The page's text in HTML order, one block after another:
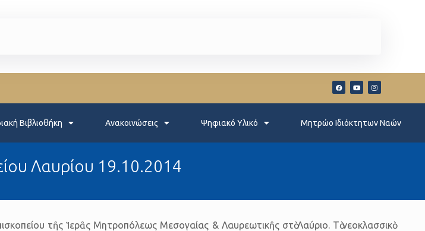
Βιβλιοθήκη Ανακοινώσεις Ψηφιακό Υλικό Μητρώο Ιδιόκτητων Ναών
Λαυρίου 19.10.2014
τῆς Ἱερᾶς Μητροπόλεως Μεσογαίας & Λαυρεωτικῆς στὸ Λαύριο. Τὸ νεοκλασσικὸ